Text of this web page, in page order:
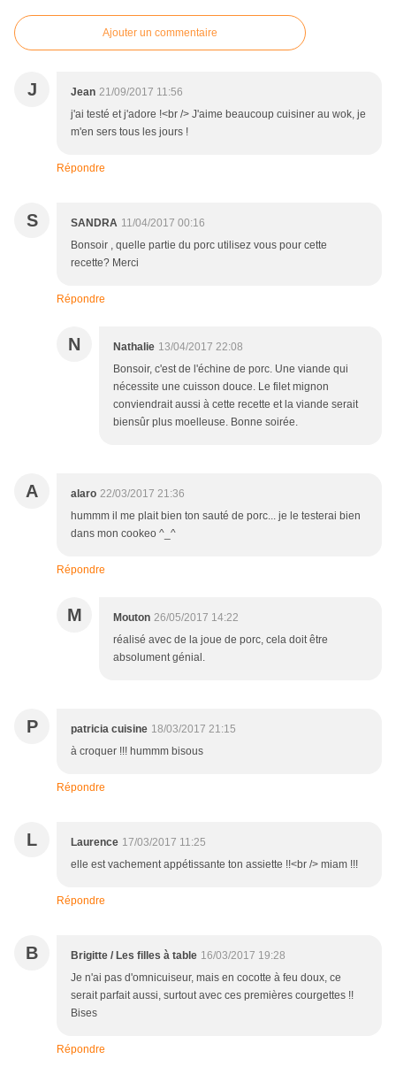
Ajouter un commentaire
J Jean 21/09/2017 11:56
j'ai testé et j'adore !<br /> J'aime beaucoup cuisiner au wok, je
m'en sers tous les jours !
Répondre
S SANDRA 11/04/2017 00:16
Bonsoir , quelle partie du porc utilisez vous pour cette
recette? Merci
Répondre
N Nathalie 13/04/2017 22:08
Bonsoir, c'est de l'échine de porc. Une viande qui
nécessite une cuisson douce. Le filet mignon
conviendrait aussi à cette recette et la viande serait
biensûr plus moelleuse. Bonne soirée.
A alaro 22/03/2017 21:36
hummm il me plait bien ton sauté de porc... je le testerai bien
dans mon cookeo ^_^
Répondre
M Mouton 26/05/2017 14:22
réalisé avec de la joue de porc, cela doit être
absolument génial.
P patricia cuisine 18/03/2017 21:15
à croquer !!! hummm bisous
Répondre
L Laurence 17/03/2017 11:25
elle est vachement appétissante ton assiette !!<br /> miam !!!
Répondre
B Brigitte / Les filles à table 16/03/2017 19:28
Je n'ai pas d'omnicuiseur, mais en cocotte à feu doux, ce
serait parfait aussi, surtout avec ces premières courgettes !!
Bises
Répondre